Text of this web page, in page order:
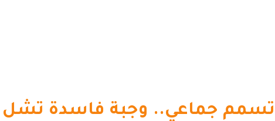
تسمم جماعي.. وجبة فاسدة تشل